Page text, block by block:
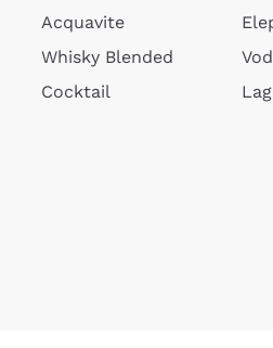
Acquavite
Whisky Blended
Cocktail